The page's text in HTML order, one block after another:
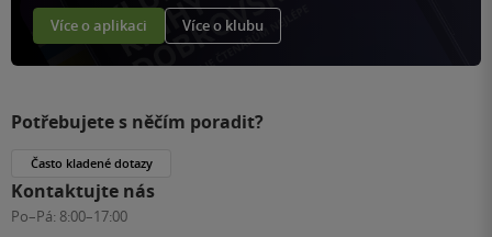
Více o aplikaci Více o klubu
Potřebujete s něčím poradit?
Často kladené dotazy
Kontaktujte nás
Po–Pá: 8:00–17:00